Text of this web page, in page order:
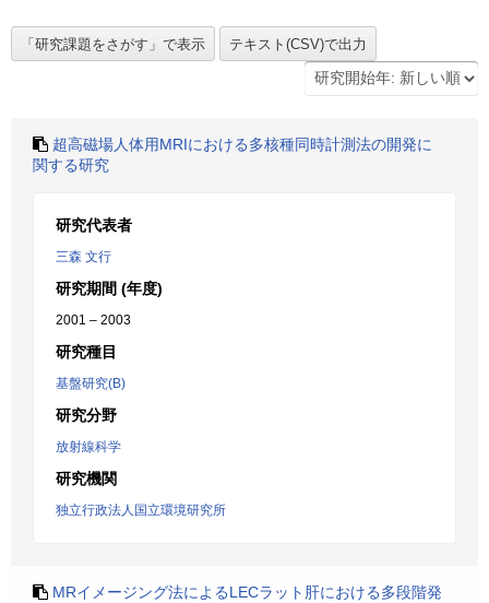
超高磁場人体用MRIにおける多核種同時計測法の開発に
関する研究
研究代表者
三森 文行
研究期間 (年度)
2001 – 2003
研究種目
基盤研究(B)
研究分野
放射線科学
研究機関
独立行政法人国立環境研究所
MRイメージング法によるLECラット肝における多段階発